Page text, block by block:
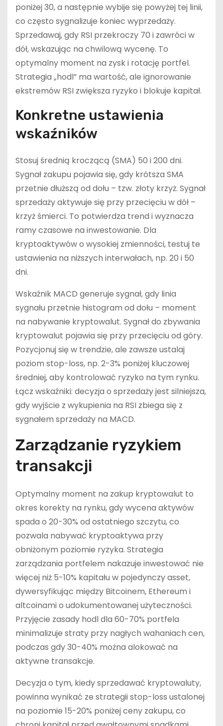
poniżej 30, a następnie wybije się powyżej tej linii,
co często sygnalizuje koniec wyprzedaży.
Sprzedawaj, gdy RSI przekroczy 70 i zawróci w
dół, wskazując na chwilową wycenę. To
optymalny moment na zysk i rotację portfel.
Strategia „hodl” ma wartość, ale ignorowanie
ekstremów RSI zwiększa ryzyko i blokuje kapitał.
Konkretne ustawienia
wskaźników
Stosuj średnią kroczącą (SMA) 50 i 200 dni.
Sygnał zakupu pojawia się, gdy krótsza SMA
przetnie dłuższą od dołu – tzw. złoty krzyż. Sygnał
sprzedaży aktywuje się przy przecięciu w dół –
krzyż śmierci. To potwierdza trend i wyznacza
ramy czasowe na inwestowanie. Dla
kryptoaktywów o wysokiej zmienności, testuj te
ustawienia na niższych interwałach, np. 20 i 50
dni.
Wskaźnik MACD generuje sygnał, gdy linia
sygnału przetnie histogram od dołu – moment
na nabywanie kryptowalut. Sygnał do zbywania
kryptowalut pojawia się przy przecięciu od góry.
Pozycjonuj się w trendzie, ale zawsze ustalaj
poziom stop-loss, np. 2-3% poniżej kluczowej
średniej, aby kontrolować ryzyko na tym rynku.
Łącz wskaźniki: decyzja o sprzedaży jest silniejsza,
gdy wyjście z wykupienia na RSI zbiega się z
sygnałem sprzedaży na MACD.
Zarządzanie ryzykiem
transakcji
Optymalny moment na zakup kryptowalut to
okres korekty na rynku, gdy wycena aktywów
spada o 20-30% od ostatniego szczytu, co
pozwala nabywać kryptoaktywa przy
obniżonym poziomie ryzyka. Strategia
zarządzania portfelem nakazuje inwestować nie
więcej niż 5-10% kapitału w pojedynczy asset,
dywersyfikując między Bitcoinem, Ethereum i
altcoinami o udokumentowanej użyteczności.
Przyjęcie zasady hodl dla 60-70% portfela
minimalizuje straty przy nagłych wahaniach cen,
podczas gdy 30-40% można alokować na
aktywne transakcje.
Decyzja o tym, kiedy sprzedawać kryptowaluty,
powinna wynikać ze strategii stop-loss ustalonej
na poziomie 15-20% poniżej ceny zakupu, co